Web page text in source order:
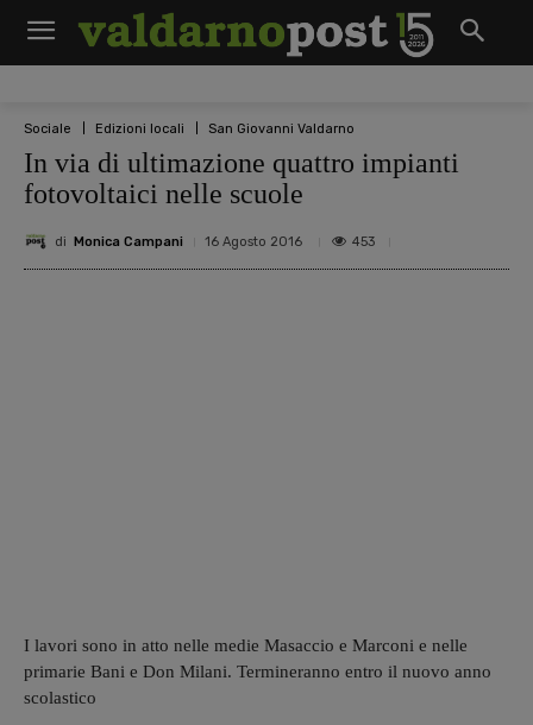
Sociale Edizioni locali San Giovanni Valdarno
In via di ultimazione quattro impianti
fotovoltaici nelle scuole
di Monica Campani 16 Agosto 2016 453
I lavori sono in atto nelle medie Masaccio e Marconi e nelle
primarie Bani e Don Milani. Termineranno entro il nuovo anno
scolastico